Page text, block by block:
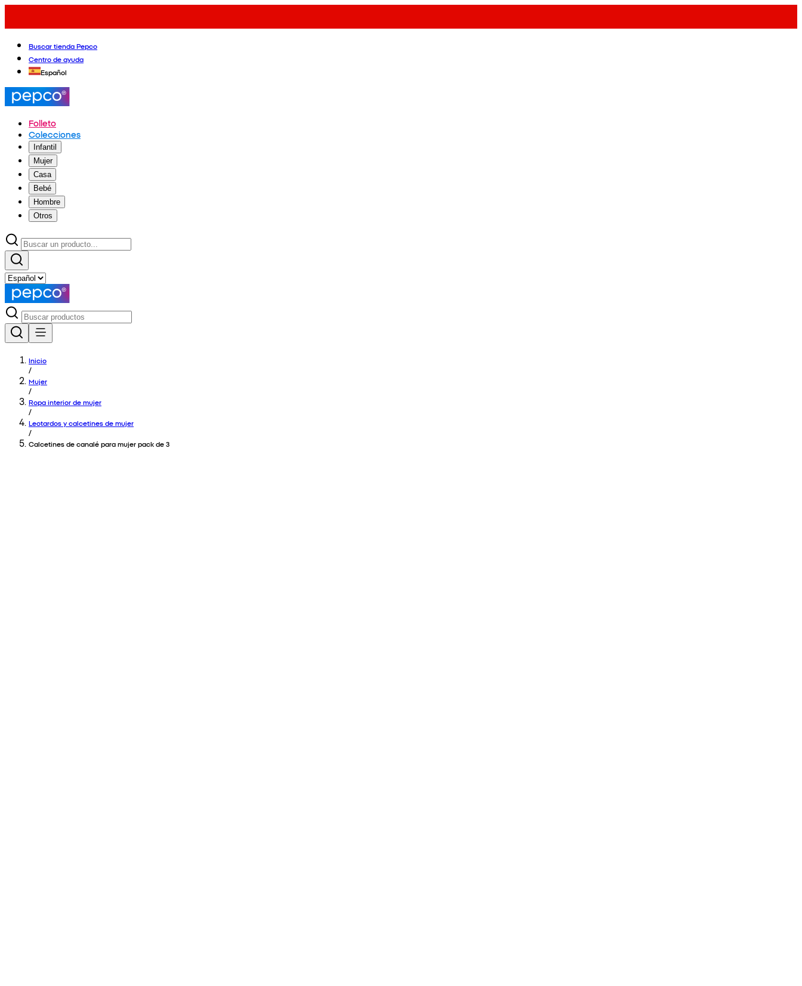
Buscar tienda Pepco
Centro de ayuda
Español
Folleto
Colecciones
Infantil
Mujer
Casa
Bebé
Hombre
Otros
Inicio
/
Mujer
/
Ropa interior de mujer
/
Leotardos y calcetines de mujer
/
Calcetines de canalé para mujer pack de 3